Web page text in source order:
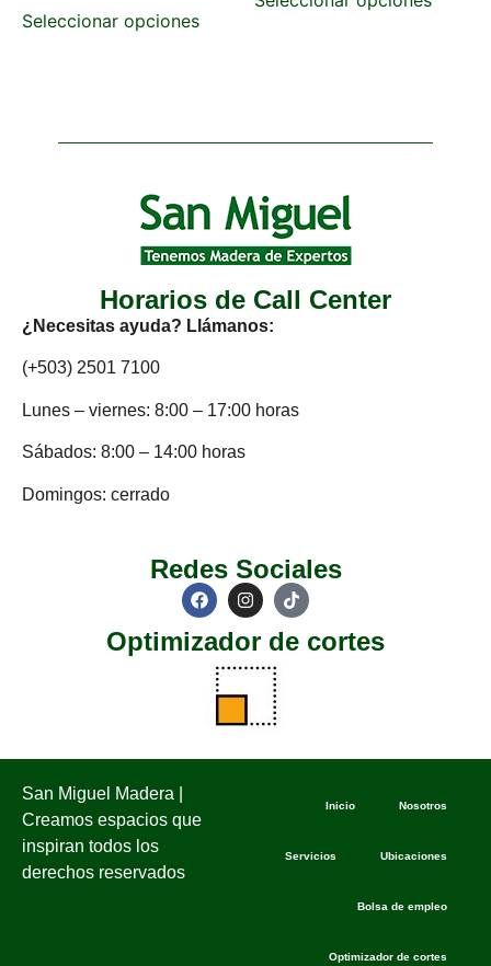
Seleccionar opciones
Horarios de Call Center
¿Necesitas ayuda? Llámanos:
(+503) 2501 7100
Lunes – viernes: 8:00 – 17:00 horas
Sábados: 8:00 – 14:00 horas
Domingos: cerrado
Redes Sociales
Optimizador de cortes
San Miguel Madera |
Creamos espacios que
inspiran todos los
derechos reservados
Inicio Nosotros
Servicios Ubicaciones
Bolsa de empleo
Optimizador de cortes